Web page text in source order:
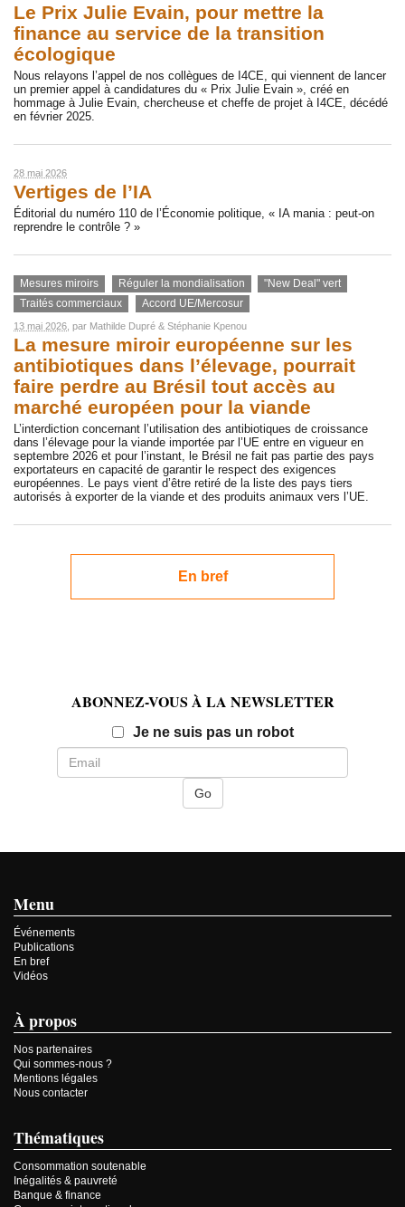
Le Prix Julie Evain, pour mettre la
finance au service de la transition
écologique
Nous relayons l’appel de nos collègues de I4CE, qui viennent de lancer
un premier appel à candidatures du « Prix Julie Evain », créé en
hommage à Julie Evain, chercheuse et cheffe de projet à I4CE, décédé
en février 2025.
28 mai 2026
Vertiges de l’IA
Éditorial du numéro 110 de l’Économie politique, « IA mania : peut-on
reprendre le contrôle ? »
Mesures miroirs Réguler la mondialisation
"New Deal" vert
Traités commerciaux
Accord UE/Mercosur
13 mai 2026 , par Mathilde Dupré & Stéphanie Kpenou
La mesure miroir européenne sur les
antibiotiques dans l’élevage, pourrait
faire perdre au Brésil tout accès au
marché européen pour la viande
L’interdiction concernant l’utilisation des antibiotiques de croissance
dans l’élevage pour la viande importée par l’UE entre en vigueur en
septembre 2026 et pour l’instant, le Brésil ne fait pas partie des pays
exportateurs en capacité de garantir le respect des exigences
européennes. Le pays vient d’être retiré de la liste des pays tiers
autorisés à exporter de la viande et des produits animaux vers l’UE.
En bref
ABONNEZ-VOUS À LA NEWSLETTER
Je ne suis pas un robotEmail
Menu
Événements
Publications
En bref
Vidéos
À propos
Nos partenaires
Qui sommes-nous ?
Mentions légales
Nous contacter
Thématiques
Consommation soutenable
Inégalités & pauvreté
Banque & finance